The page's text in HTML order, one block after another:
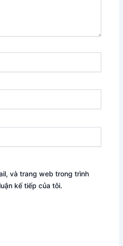
và trang web trong trình
kế tiếp của tôi.